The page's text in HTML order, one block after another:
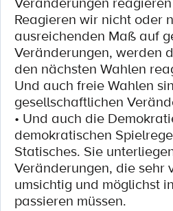
Reagieren wir nicht oder
ausreichenden Maß auf
Veränderungen, werden
den nächsten Wahlen
Und auch freie Wahlen
gesellschaftlichen
• Und auch die
demokratischen
Statisches. Sie
Veränderungen, die sehr
umsichtig und möglichst
passieren müssen.